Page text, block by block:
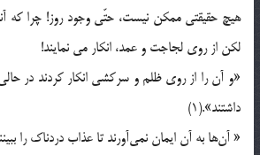
هیچ حقیقتی ممکن نیست، حتّی وجود روز! چرا که
لکن از روی لجاجت و عمد، انکار می نمایند!
«و آن را از روی ظلم و سرکشی انکار کردند در
داشتند».(1)
« آن‌ها به آن ایمان نمی‌آورند تا عذاب دردناک را